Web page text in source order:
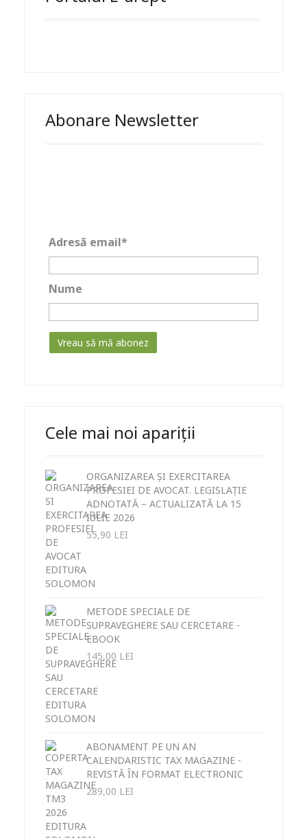
Abonare Newsletter
Adresă email*
Nume
Cele mai noi apariții
ORGANIZAREA ȘI EXERCITAREA
PROFESIEI DE AVOCAT. LEGISLAȚIE
ADNOTATĂ – ACTUALIZATĂ LA 15
IULIE 2026
55,90 LEI
METODE SPECIALE DE
SUPRAVEGHERE SAU CERCETARE -
EBOOK
145,00 LEI
ABONAMENT PE UN AN
CALENDARISTIC TAX MAGAZINE -
REVISTĂ ÎN FORMAT ELECTRONIC
289,00 LEI